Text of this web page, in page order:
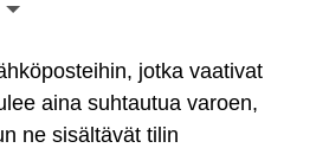
jotka vaativat
aina suhtautua varoen,
ne sisältävät tilin